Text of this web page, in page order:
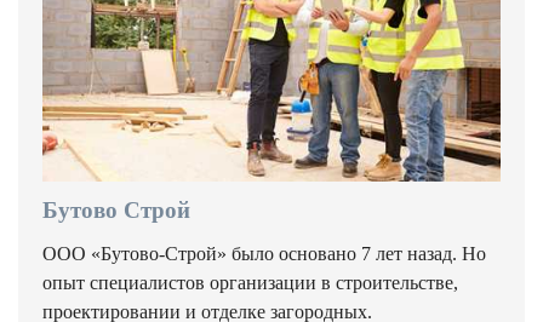
Бутово Строй
ООО «Бутово-Строй» было основано 7 лет назад. Но
опыт специалистов организации в строительстве,
проектировании и отделке загородных.